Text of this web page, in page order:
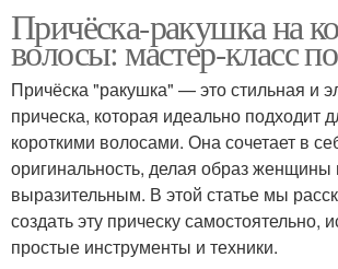
Причёска-ракушка на
волосы: мастер-класс
Причёска "ракушка" — это стильная и
прическа, которая идеально подходит
короткими волосами. Она сочетает в
оригинальность, делая образ
выразительным. В этой статье мы
создать эту прическу самостоятельно,
простые инструменты и техники.